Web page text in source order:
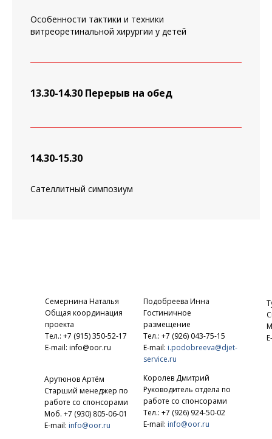
Особенности тактики и техники
витреоретинальной хирургии у детей
13.30-14.30 Перерыв на обед
14.30-15.30
Сателлитный симпозиум
Семернина Наталья
Общая координация
проекта
Тел.: +7 (915) 350-52-17
E-mail: info@oor.ru
Королев Дмитрий
Руководитель отдела по
работе со спонсорами
Тел.: +7 (926) 924-50-02
E-mail: info@oor.ru
Арутюнов Артём
Старший менеджер по
работе со спонсорами
Моб. +7 (930) 805-06-01
E-mail: info@oor.ru
Подобреева Инна
Гостиничное
размещение
Тел.: +7 (926) 043-75-15
E-mail: i.podobreeva@djet-
service.ru